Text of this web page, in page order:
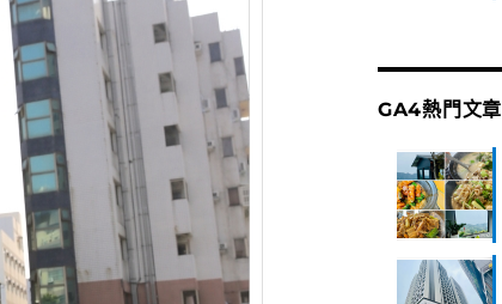
GA4熱門文章